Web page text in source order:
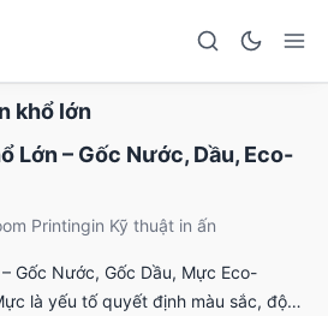
khổ lớn
Lớn – Gốc Nước, Dầu, Eco-
Printingin Kỹ thuật in ấn
Gốc Nước, Gốc Dầu, Mực Eco-
là yếu tố quyết định màu sắc, độ…